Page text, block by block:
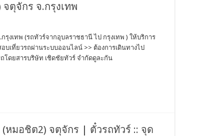
ตุจักร จ.กรุงเทพ
งเทพ (รถทัวร์จากอุบลราชธานี ไป กรุงเทพ ) ให้บริการ
บเที่ยวรถผ่านระบบออนไลน์ >> ต้องการเดินทางไป
โดยสารบริษัท เชิดชัยทัวร์ จำกัดดูละกัน
หมอชิต2) จตุจักร | ตั๋วรถทัวร์ :: จุด